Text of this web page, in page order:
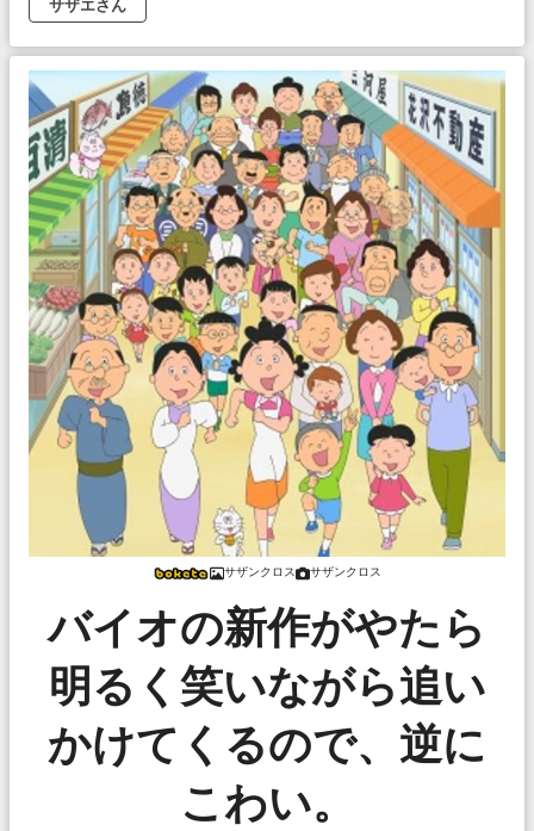
サザエさん
サザンクロス サザンクロス
バイオの新作がやたら
明るく笑いながら追い
かけてくるので、逆に
こわい。